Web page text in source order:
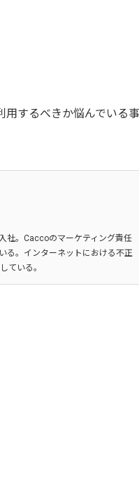
用するべきか悩んでいる事
社。Caccoのマーケティング責任
る。インターネットにおける不正
ている。